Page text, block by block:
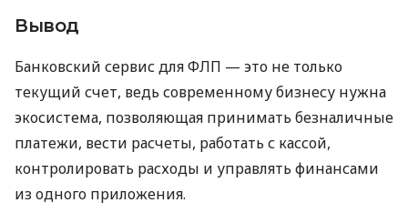
Вывод
Банковский сервис для ФЛП — это не только
текущий счет, ведь современному бизнесу нужна
экосистема, позволяющая принимать безналичные
платежи, вести расчеты, работать с кассой,
контролировать расходы и управлять финансами
из одного приложения.